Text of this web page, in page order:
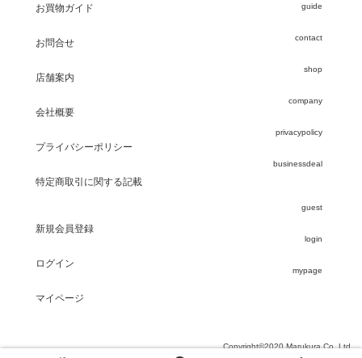
お買物ガイド
お問合せ
店舗案内
会社概要
プライバシーポリシー
特定商取引に関する記載
新規会員登録
ログイン
マイページ
guide
contact
shop
company
privacypolicy
businessdeal
guest
login
mypage
Copyright©2020 Marukura Co.,Ltd.